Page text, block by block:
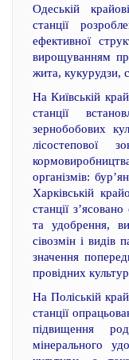
Одеській
станції
ефективної
вирощуванням
жита, кукурудзи,
На Київській
станції
зернобобових
лісостепової
організмів:
Харківській
станції
та удобрення,
сівозмін і видів
значення
провідних
На Поліській
станції
підвищення
мінерального